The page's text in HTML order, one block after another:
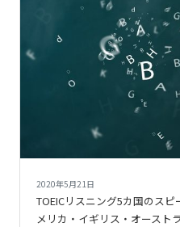
2020年5月21日
TOEICリスニング5カ国のス
メリカ・イギリス・オースト